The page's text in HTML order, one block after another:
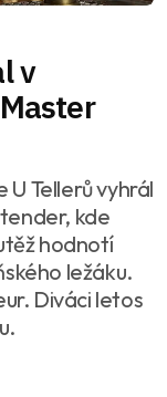
v
U Tellerů vyhrál
kde
hodnotí
ležáku.
Diváci letos